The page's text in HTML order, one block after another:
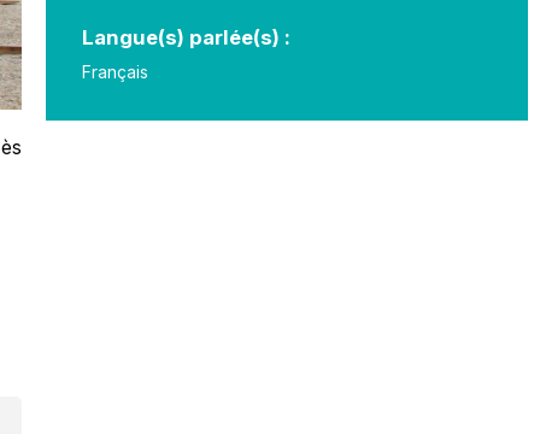
Langue(s) parlée(s) :
Français